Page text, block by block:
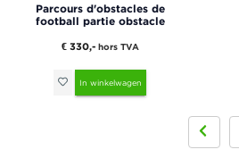
Parcours d'obstacles de
football partie obstacle
€ 330,- hors TVA
In winkelwagen